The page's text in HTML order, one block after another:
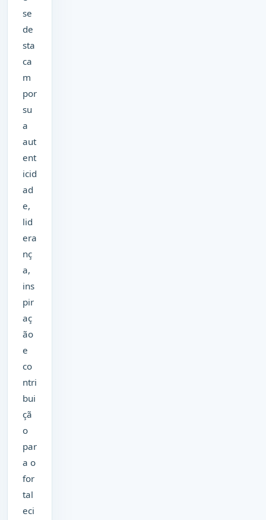
se
de
sta
ca
m
por
su
a
aut
ent
icid
ad
e,
lid
era
nç
a,
ins
pir
aç
ão
e
co
ntri
bui
çã
o
par
a o
for
tal
eci